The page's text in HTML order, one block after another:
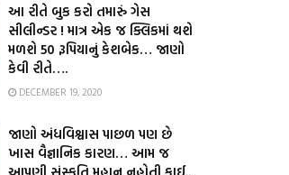
આ રીતે બુક કરો તમારું ગેસ
સીલીન્ડર ! માત્ર એક જ ક્લિકમાં થશે
મળશે 50 રૂપિયાનું કેશબેક… જાણો
કેવી રીતે….
DECEMBER 19, 2020
જાણો અંધવિશ્વાસ પાછળ પણ છે
ખાસ વૈજ્ઞાનિક કારણ… આમ જ